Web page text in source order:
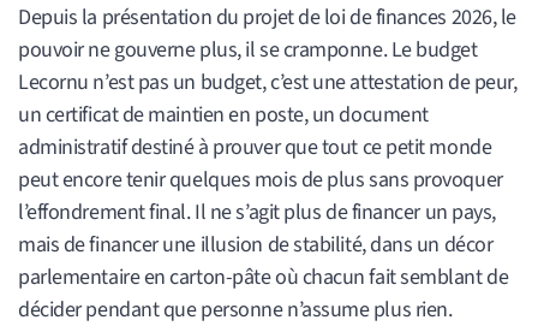
Depuis la présentation du projet de loi de finances 2026, le
pouvoir ne gouverne plus, il se cramponne. Le budget
Lecornu n’est pas un budget, c’est une attestation de peur,
un certificat de maintien en poste, un document
administratif destiné à prouver que tout ce petit monde
peut encore tenir quelques mois de plus sans provoquer
l’effondrement final. Il ne s’agit plus de financer un pays,
mais de financer une illusion de stabilité, dans un décor
parlementaire en carton-pâte où chacun fait semblant de
décider pendant que personne n’assume plus rien.